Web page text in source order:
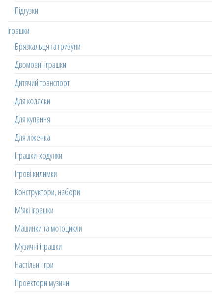
Підгузки
Іграшки
Брязкальця та гризуни
Двомовні іграшки
Дитячий транспорт
Для коляски
Для купання
Для ліжечка
Іграшки-ходунки
Ігрові килимки
Конструктори, набори
М'які іграшки
Машинки та мотоцикли
Музичні іграшки
Настільні ігри
Проектори музичні